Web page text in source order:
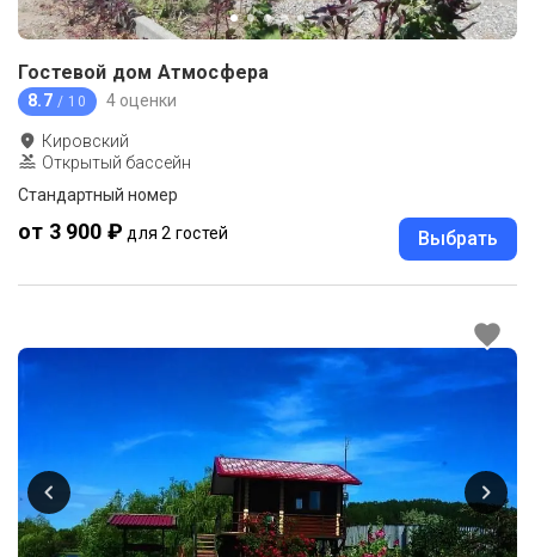
Гостевой дом Атмосфера
8.7 / 10 4 оценки
Кировский
Открытый бассейн
Стандартный номер
от 3 900 ₽ для 2 гостей Выбрать